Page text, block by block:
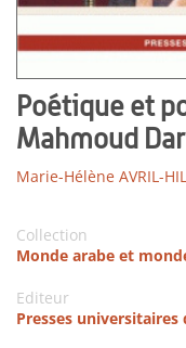
Poétique et
Mahmoud
Marie-Hélène AVRIL-
Collection
Monde arabe et
Editeur
Presses universitaires